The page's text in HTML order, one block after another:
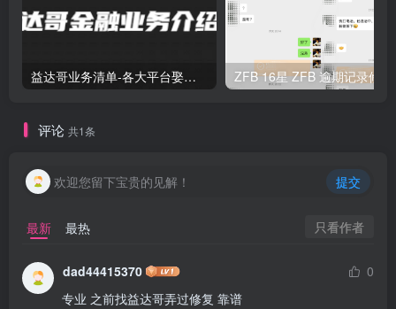
益达哥业务清单-各大平台娶现-债务协商-二次分期
评论 共1条
欢迎您留下宝贵的见解！ 提交
最新 最热 只看作者
dad44415370
0
专业 之前找益达哥弄过修复 靠谱